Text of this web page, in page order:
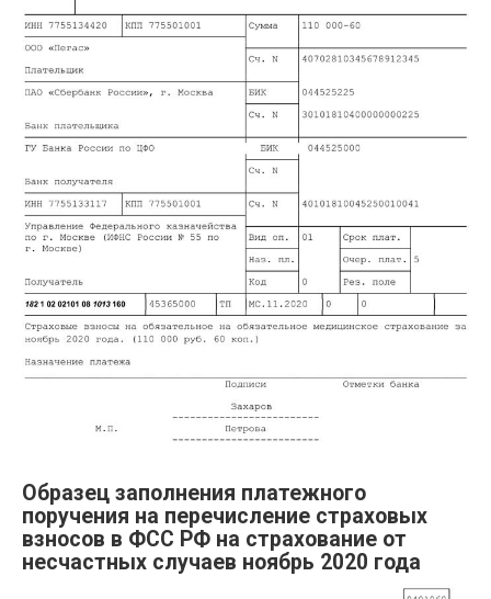
Образец заполнения платежного
поручения на перечисление страховых
взносов в ФСС РФ на страхование от
несчастных случаев ноябрь 2020 года